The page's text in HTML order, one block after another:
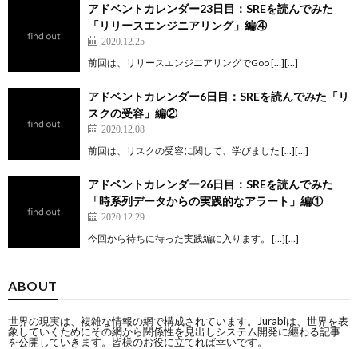
アドベントカレンダー23日目：SREを読んでみた
「リリースエンジニアリング」編④
2020.12.25
前回は、リリースエンジニアリングでGoo […][…]
アドベントカレンダー6日目：SREを読んでみた「リ
スクの受容」編②
2020.12.08
前回は、リスクの受容に関して、学びました […][…]
アドベントカレンダー26日目：SREを読んでみた
「時系列データからの実践的なアラート」編①
2020.12.29
今回から待ちに待った実践編に入ります。 […][…]
ABOUT
世界の現実は、複雑な情報の網で構成されています。Jurabiは、世界を表
象していくためにその網から関係性を見出しシステム開発に纏わる記事
を公開していきます。皆様のお役に立てれば幸いです。